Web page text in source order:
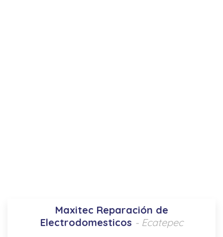
Maxitec Reparación de
Electrodomesticos - Ecatepec